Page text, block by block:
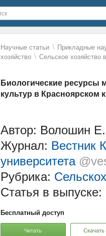
Научные статьи \ Прикладные
хозяйство \ Сельское хозяйство
Биологические ресурсы
культур в Красноярском
Автор: Волошин
Журнал: Вестник
университета
Рубрика:
Статья в выпуске:
Бесплатный доступ
Читать Скачать